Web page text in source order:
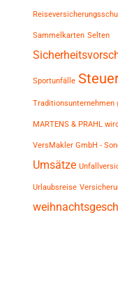
Sammelkarten Selten
Sportunfälle
Traditionsunternehmen
MARTENS & PRAHL
VersMakler GmbH -
Umsätze
Urlaubsreise